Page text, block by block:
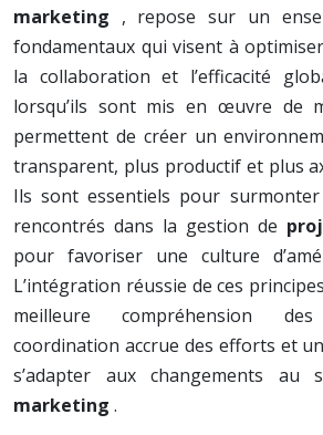
marketing , repose sur un
fondamentaux qui visent à
la collaboration et l’efficacité
lorsqu’ils sont mis en œuvre de
permettent de créer un
transparent, plus productif et plus
Ils sont essentiels pour
rencontrés dans la gestion de
pour favoriser une culture
L’intégration réussie de ces
meilleure compréhension
coordination accrue des efforts et
s’adapter aux changements au
marketing .